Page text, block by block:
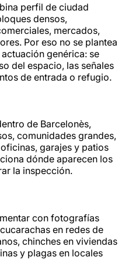
perfil de ciudad
densos,
mercados,
Por eso no se plantea
genérica: se
del espacio, las señales
de entrada o refugio.
de Barcelonès,
comunidades grandes,
garajes y patios
dónde aparecen los
la inspección.
con fotografías
en redes de
chinches en viviendas
y plagas en locales